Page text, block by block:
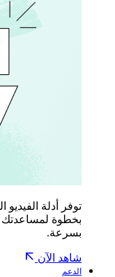
بخطوة لمساعدتك
بسرعة.
شاهد الآن
الدعم